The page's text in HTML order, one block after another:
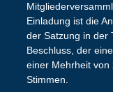
Einladung ist die
der Satzung in der
Beschluss, der
einer Mehrheit von
Stimmen.